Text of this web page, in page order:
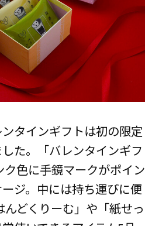
タインギフトは初の限定
た。「バレンタインギフ
ク色に手鏡マークがポイン
ジ。中には持ち運びに便
どくりーむ」や「紙せっ